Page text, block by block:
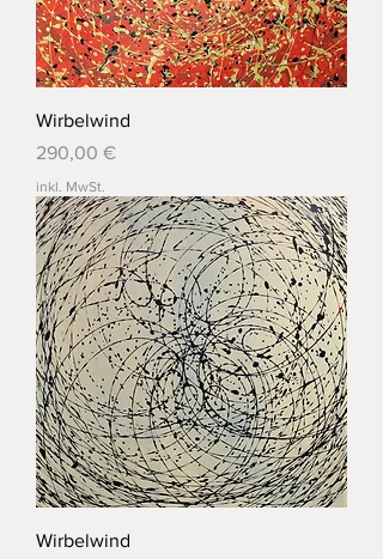
Wirbelwind
Preis
290,00 €
inkl. MwSt.
Wirbelwind